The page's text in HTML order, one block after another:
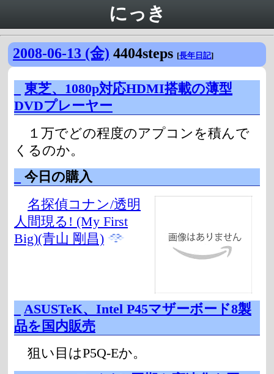
にっき
2008-06-13 (金) 4404steps [長年日記]
東芝、1080p対応HDMI搭載の薄型
DVDプレーヤー
１万でどの程度のアプコンを積んで
くるのか。
今日の購入
名探偵コナン/透明
人間現る! (My First
Big)(青山 剛昌)
ASUSTeK、Intel P45マザーボード8製
品を国内販売
狙い目はP5Q-Eか。